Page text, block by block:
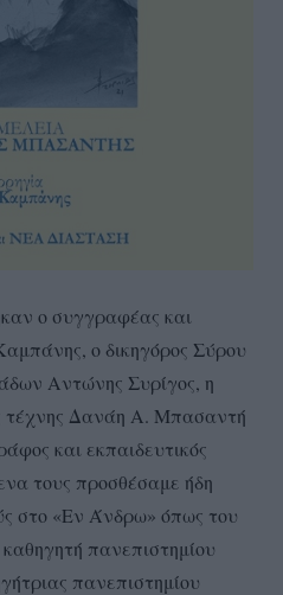
ο συγγραφέας και
ο δικηγόρος Σύρου
Αντώνης Συρίγος, η
τέχνης Δανάη Α. Μπασαντή
και εκπαιδευτικός
τους προσθέσαμε ήδη
στο «Εν Άνδρω» όπως του
πανεπιστημίου
πανεπιστημίου